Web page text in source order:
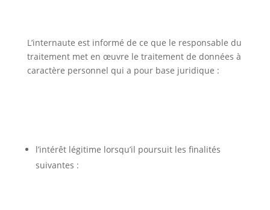
L’internaute est informé de ce que le responsable du
traitement met en œuvre le traitement de données à
caractère personnel qui a pour base juridique :
l’intérêt légitime lorsqu’il poursuit les finalités
suivantes :